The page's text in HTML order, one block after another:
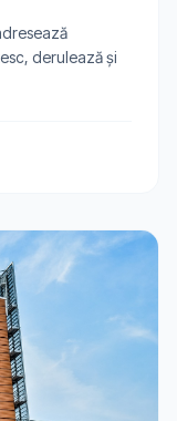
derulează și